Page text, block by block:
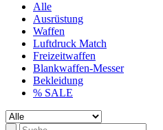
Alle
Ausrüstung
Waffen
Luftdruck Match
Freizeitwaffen
Blankwaffen-Messer
Bekleidung
% SALE